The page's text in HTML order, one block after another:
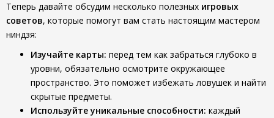
Теперь давайте обсудим несколько полезных игровых
советов, которые помогут вам стать настоящим мастером
ниндзя:
Изучайте карты: перед тем как забраться глубоко в
уровни, обязательно осмотрите окружающее
пространство. Это поможет избежать ловушек и найти
скрытые предметы.
Используйте уникальные способности: каждый